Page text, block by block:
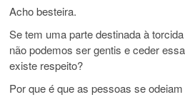
Acho besteira.
Se tem uma parte destinada à
não podemos ser gentis e ceder
existe respeito?
Por que é que as pessoas se